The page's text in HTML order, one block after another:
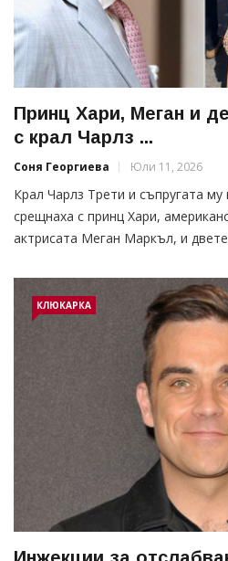
Принц Хари, Меган и
с крал Чарлз ...
Соня Георгиева Юли 11, 2026
Крал Чарлз Трети и съпругата
срещнаха с принц Хари,
актрисата Меган Маркъл, и
КЛЮКАРКА